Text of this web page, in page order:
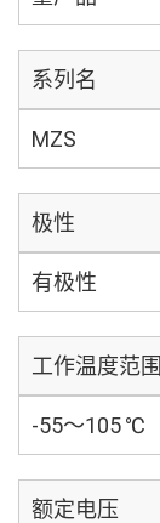
系列名
MZS
极性
有极性
工作温度范围
-55～105 ℃
额定电压